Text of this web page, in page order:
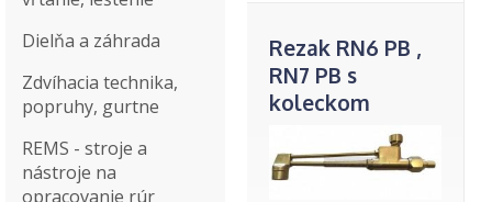
Dielňa a záhrada
Zdvíhacia technika,
popruhy, gurtne
REMS - stroje a
nástroje na
opracovanie rúr
Rezak RN6 PB ,
RN7 PB s
koleckom